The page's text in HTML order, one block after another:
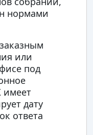
нормами
или
под
имеет
дату
ответа